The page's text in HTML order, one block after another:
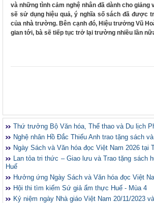
và những tình cảm nghệ nhân đã dành cho
sẽ sử dụng hiệu quả, ý nghĩa số sách đã được
của nhà trường. Bên cạnh đó, Hiệu trưởng Vũ
gian tới, bà sẽ tiếp tục trở lại trường nhiều lần
Thứ trưởng Bộ Văn hóa, Thể thao và Du lịch
Nghệ nhân Hồ Đắc Thiếu Anh trao tặng sách
Ngày Sách và Văn hóa đọc Việt Nam 2026 tại
Lan tỏa tri thức – Giao lưu và Trao tặng sách
Huế
Hưởng ứng Ngày Sách và Văn hóa đọc Việt
Hội thi tìm kiếm Sứ giả ẩm thực Huế - Mùa 4
Kỷ niệm ngày Nhà giáo Việt Nam 20/11/2023